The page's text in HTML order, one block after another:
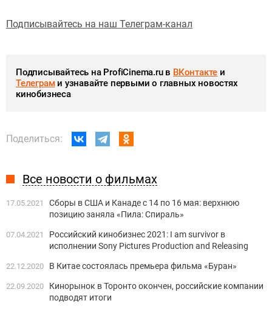
Подписывайтесь на наш Телеграм-канал
Подписывайтесь на ProfiCinema.ru в ВКонтакте и
Телеграми узнавайте первыми о главных новостях
кинобизнеса
Поделиться:
Все новости о фильмах
17.05.2021
Сборы в США и Канаде c 14 по 16 мая: верхнюю
позицию заняла «Пила: Спираль»
07.04.2021
Российский кинобизнес 2021: I am survivor в
исполнении Sony Pictures Production and Releasing
22.12.2020 В Китае состоялась премьера фильма «Буран»
22.09.2020
Кинорынок в Торонто окончен, российские компании
подводят итоги